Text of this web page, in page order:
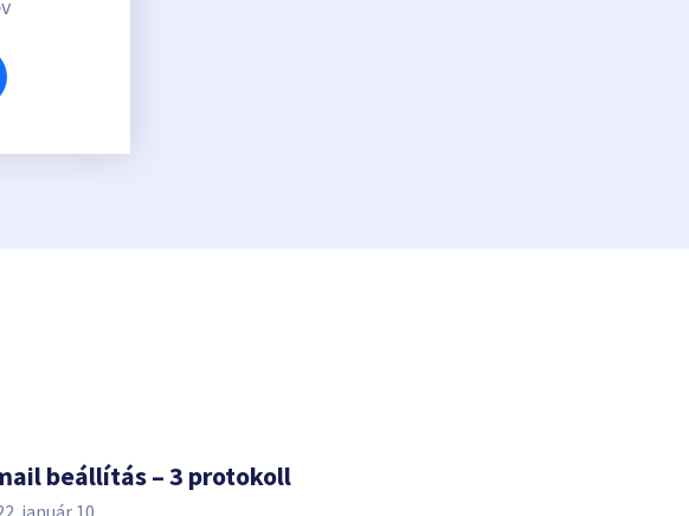
beállítás – 3 protokoll
január 10.